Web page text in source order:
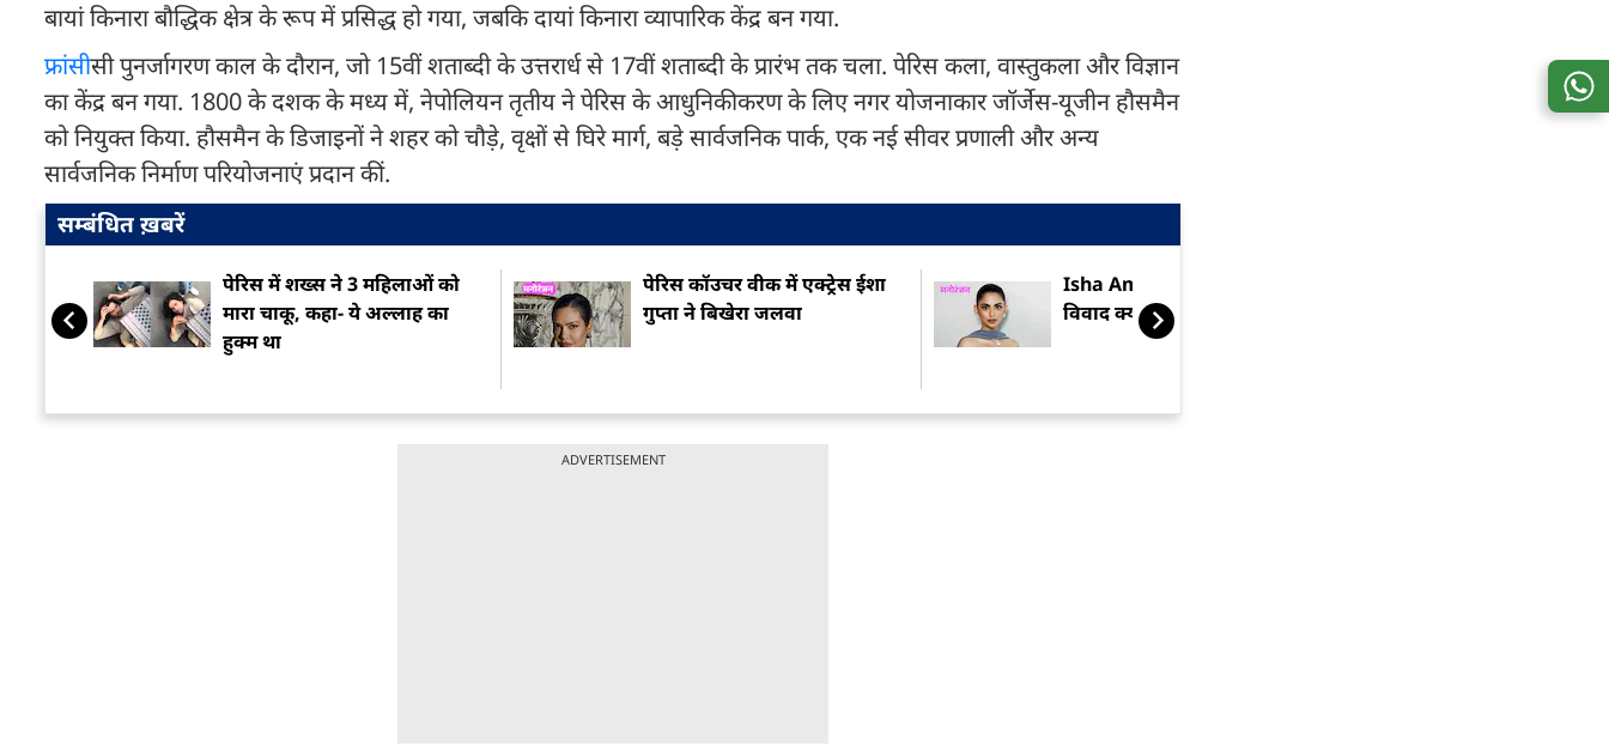
बायां किनारा बौद्धिक क्षेत्र के रूप में प्रसिद्ध हो गया, जबकि दायां किनारा व्यापारिक केंद्र बन गया.
फ्रांसीसी पुनर्जागरण काल ​​के दौरान, जो 15वीं शताब्दी के उत्तरार्ध से 17वीं शताब्दी के प्रारंभ तक चला. पेरिस कला, वास्तुकला और विज्ञान
का केंद्र बन गया. 1800 के दशक के मध्य में, नेपोलियन तृतीय ने पेरिस के आधुनिकीकरण के लिए नगर योजनाकार जॉर्जेस-यूजीन हौसमैन
को नियुक्त किया. हौसमैन के डिजाइनों ने शहर को चौड़े, वृक्षों से घिरे मार्ग, बड़े सार्वजनिक पार्क, एक नई सीवर प्रणाली और अन्य
सार्वजनिक निर्माण परियोजनाएं प्रदान कीं.
सम्बंधित ख़बरें
पेरिस में शख्स ने 3 महिलाओं को
मारा चाकू, कहा- ये अल्लाह का
हुक्म था
पेरिस कॉउचर वीक में एक्ट्रेस ईशा
गुप्ता ने बिखेरा जलवा
Isha Ambani की 'देवी ड्रेस' पर
विवाद क्यों?
ADVERTISEMENT